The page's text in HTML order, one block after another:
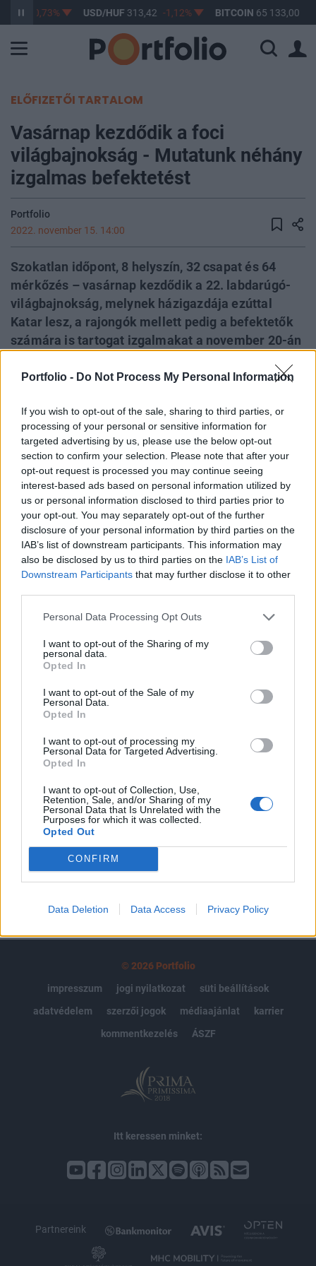
Portfolio - Do Not Process My Personal Information
If you wish to opt-out of the sale, sharing to third parties, or
processing of your personal or sensitive information for
targeted advertising by us, please use the below opt-out
section to confirm your selection. Please note that after your
opt-out request is processed you may continue seeing
interest-based ads based on personal information utilized by
us or personal information disclosed to third parties prior to
your opt-out. You may separately opt-out of the further
disclosure of your personal information by third parties on the
IAB’s list of downstream participants. This information may
also be disclosed by us to third parties on the IAB’s List of
Downstream Participants that may further disclose it to other
Personal Data Processing Opt Outs
I want to opt-out of the Sharing of my
personal data.
Opted In
I want to opt-out of the Sale of my
Personal Data.
Opted In
I want to opt-out of processing my
Personal Data for Targeted Advertising.
Opted In
I want to opt-out of Collection, Use,
Retention, Sale, and/or Sharing of my
Personal Data that Is Unrelated with the
Purposes for which it was collected.
Opted Out
CONFIRM
Data Deletion Data Access Privacy Policy
-0,73% USD/HUF313,42 -1,12% BITCOIN65 133,00
ELŐFIZETŐI TARTALOM
Vasárnap kezdődik a foci
világbajnokság - Mutatunk néhány
izgalmas befektetést
Portfolio
2022. november 15. 14:00
Szokatlan időpont, 8 helyszín, 32 csapat és 64
mérkőzés – vasárnap kezdődik a 22. labdarúgó-
világbajnokság, melynek házigazdája ezúttal
Katar lesz, a rajongók mellett pedig a befektetők
számára is tartogat izgalmakat a november 20-án
főszponzorainak, mint az Adidas vagy a Coca-Cola
válogatottak szurkolói tokenjeivel is, amelyek
idén igencsak felülteljesítettek a teljes
kriptopiachoz képest.
A nagy esélyesek A legtöbb csapat már kihirdette 26 fős
keretét, a világ egyik legnagyobb bukmékere, a William Hill
szerint a favoritnak Brazília számít a tornán, de jó esélye
van a végső győzelemre a Lionel Messi vezette argentin
csapatnak és a számos klasszisát nélkülözni kényszerülő
francia válogatottnak is. Rajtuk kívül a fogadóirodák
szerint még Anglia, Spanyolország...
A keresett cikk a portfolio.hu hírarchívumához
tartozik, melynek olvasása előfizetéses
regisztrációhoz kötött.
Az előfizetés a következőket tartalmazza:
Kötéslisták: BÉT elmúlt 2 év napon belüli
kötéslistái
Előfizetés
MÁR ELŐFIZETŐNK VAGY?
© 2026 Portfolio
impresszum
jogi nyilatkozat
süti beállítások
adatvédelem
szerzői jogok médiaajánlat
karrier
kommentkezelés
ÁSZF
Itt keressen minket:
Partnereink